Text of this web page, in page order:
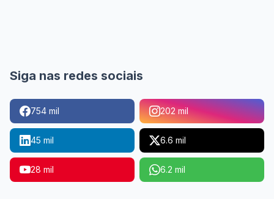
Siga nas redes sociais
754 mil 202 mil
45 mil 6.6 mil
28 mil 6.2 mil